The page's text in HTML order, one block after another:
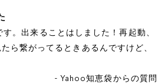
。出来ることはしました！再起動、
ら繋がってるときあるんですけど、
- Yahoo知恵袋からの質問